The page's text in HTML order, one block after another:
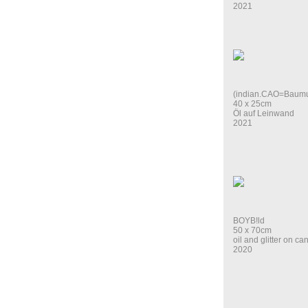
2021
40 x 25cm
Öl auf Leinwand
2021
BOYB!ld
50 x 70cm
oil and glitter on
2020